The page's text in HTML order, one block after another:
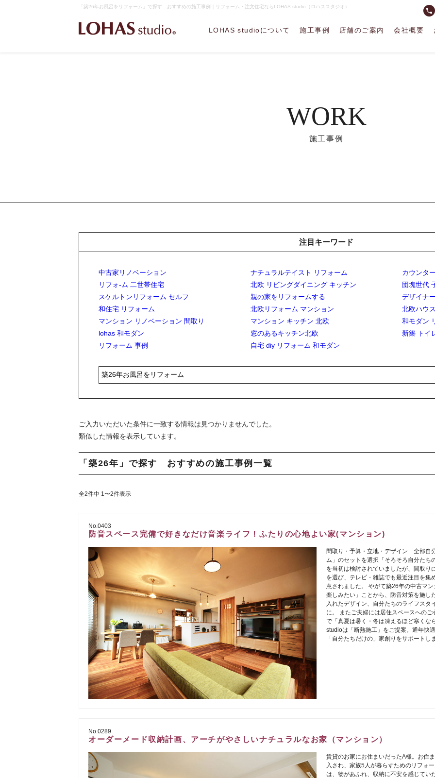
「築26年お風呂をリフォーム」で探す おすすめの施工事例｜リフォーム・注文住宅ならLOHAS studio（ロハススタジオ）
phone
LOHAS studioについて 施工事例 店舗のご案内 会社概要
WORK
施工事例
注目キーワード
中古家リノベーション ナチュラルテイスト リフォーム
カウンタ
リフォ-ム 二世帯住宅
北欧 リビングダイニング キッチン
団塊世代
スケルトンリフォーム セルフ
親の家をリフォームする
デザイナ
和住宅 リフォーム
北欧リフォーム マンション
北欧ハウ
マンション リノベーション 間取り
マンション キッチン 北欧
和モダン
lohas 和モダン
窓のあるキッチン北欧
新築 トイ
リフォーム 事例
自宅 diy リフォーム 和モダン
ご入力いただいた条件に一致する情報は見つかりませんでした。
類似した情報を表示しています。
「築26年」で探す おすすめの施工事例一覧
全2件中 1〜2件表示
No.0403
防音スペース完備で好きなだけ音楽ライフ！ふたりの心地よい家(マンション)
間取り・予算・立地・デザイン 全部自
ム」のセットを選択「そろそろ自分た
を当初は検討されていましたが、間取り
を選び、テレビ・雑誌でも最近注目を集
意されました。 やがて築26年の中古マ
楽しみたい」ことから、防音対策を施し
入れたデザイン、自分たちのライフス
に。 またご夫婦には居住スペースへの
で「真夏は暑く・冬は凍えるほど寒くな
studioは「断熱施工」をご提案。通年快
「自分たちだけの」家創りをサポートし
No.0289
オーダーメード収納計画、アーチがやさしいナチュラルなお家（マンション）
賃貸のお家にお住まいだったA様。お住
入され、家族5人が暮らすためのリフォ
は、物があふれ、収納に不安を感じてい